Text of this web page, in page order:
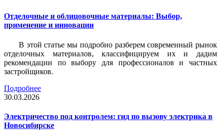
Отделочные и облицовочные материалы: Выбор,
применение и инновации
В этой статье мы подробно разберем современный рынок
отделочных материалов, классифицируем их и дадим
рекомендации по выбору для профессионалов и частных
застройщиков.
Подробнее
30.03.2026
Электричество под контролем: гид по вызову электрика в
Новосибирске